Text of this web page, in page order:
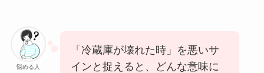
悩める人
「冷蔵庫が壊れた時」を悪いサ
インと捉えると、どんな意味に